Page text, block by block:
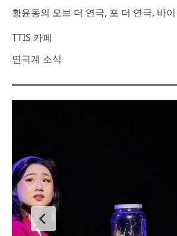
황윤동의 오브 더 연극, 포 더 연극, 바
TTIS 카페
연극계 소식